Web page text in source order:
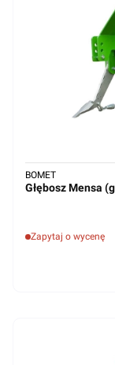
Głębosz Mensa
Zapytaj o wycenę
BOMET